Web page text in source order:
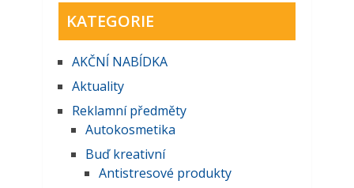
KATEGORIE
AKČNĺ NABĺDKA
Aktuality
Reklamní předměty
Autokosmetika
Buď kreativní
Antistresové produkty